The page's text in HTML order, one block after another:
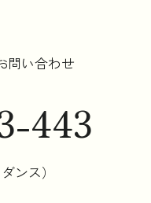
問い合わせ
443
ンス）